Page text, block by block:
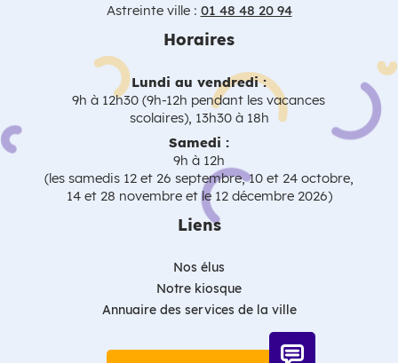
Astreinte ville : 01 48 48 20 94
Horaires
Lundi au vendredi :
9h à 12h30 (9h-12h pendant les vacances
scolaires), 13h30 à 18h
Samedi :
9h à 12h
(les samedis 12 et 26 septembre, 10 et 24 octobre,
14 et 28 novembre et le 12 décembre 2026)
Liens
Nos élus
Notre kiosque
Annuaire des services de la ville